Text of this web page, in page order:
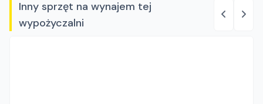
Inny sprzęt na wynajem tej
wypożyczalni